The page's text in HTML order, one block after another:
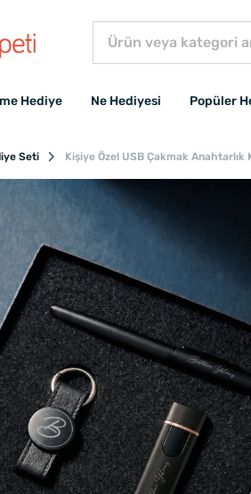
Hediye Ne Hediyesi Popüler
Seti Kişiye Özel USB Çakmak Anahtarlık